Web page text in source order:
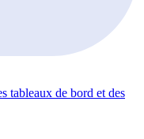
tableaux de bord et des